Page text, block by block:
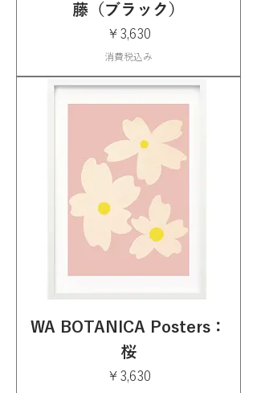
藤（ブラック）
価格
￥3,630
消費税込み
WA BOTANICA Posters：
桜
価格
￥3,630